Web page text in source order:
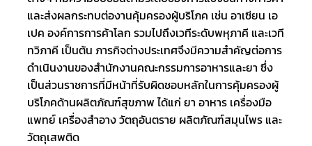
และส่งผลกระทบต่องานคุ้มครองผู้บริโภค เช่น อาเซียน เอ
เปค องค์การการค้าโลก รวมไปถึงเวทีระดับพหุภาคี และเวที
ทวิภาคี เป็นต้น ภารกิจต่างประเทศจึงมีความสำคัญต่อการ
ดำเนินงานของสำนักงานคณะกรรมการอาหารและยา ซึ่ง
เป็นส่วนราชการที่มีหน้าที่รับผิดชอบหลักในการคุ้มครองผู้
บริโภคด้านผลิตภัณฑ์สุขภาพ ได้แก่ ยา อาหาร เครื่องมือ
แพทย์ เครื่องสำอาง วัตถุอันตราย ผลิตภัณฑ์สมุนไพร และ
วัตถุเสพติด
Subscribe
เลือกหัวข้อที่ท่านต้องการ Subscribe